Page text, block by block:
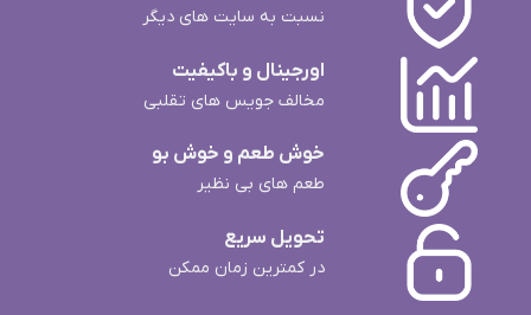
نسبت به سایت های دیگر
اورجینال و باکیفیت
مخالف جویس های تقلبی
خوش طعم و خوش بو
طعم های بی نظیر
تحویل سریع
در کمترین زمان ممکن